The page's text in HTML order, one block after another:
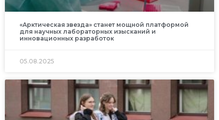
«Арктическая звезда» станет мощной платформой
для научных лабораторных изысканий и
инновационных разработок
05.08.2025